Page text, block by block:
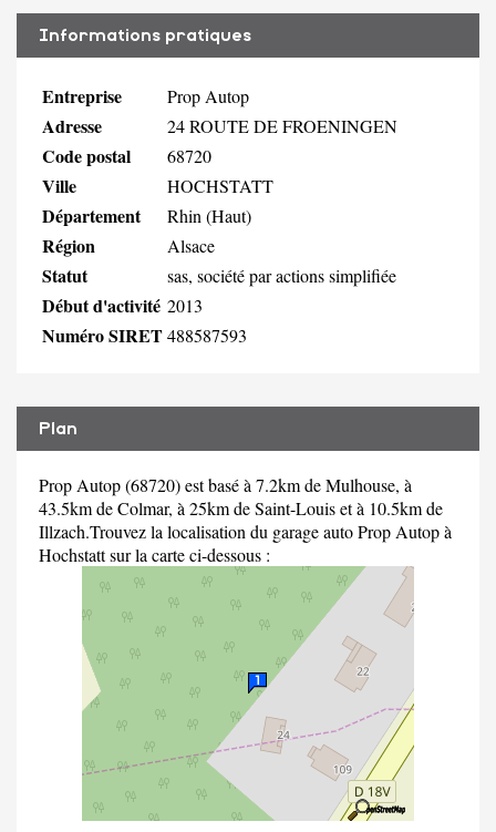
Informations pratiques
Entreprise Prop Autop
Adresse 24 ROUTE DE FROENINGEN
Code postal 68720
Ville HOCHSTATT
Département Rhin (Haut)
Région Alsace
Statut sas, société par actions simplifiée
Début d'activité 2013
Numéro SIRET488587593
Plan
Prop Autop (68720) est basé à 7.2km de Mulhouse, à
43.5km de Colmar, à 25km de Saint-Louis et à 10.5km de
Illzach.Trouvez la localisation du garage auto Prop Autop à
Hochstatt sur la carte ci-dessous :